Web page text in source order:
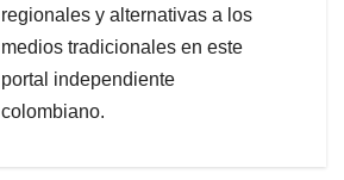
regionales y alternativas a los
medios tradicionales en este
portal independiente
colombiano.